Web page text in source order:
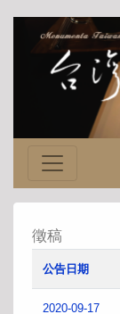
徵稿
公告日期
2020-09-17